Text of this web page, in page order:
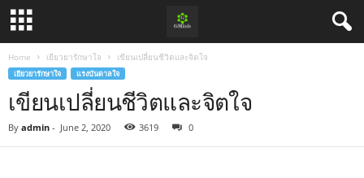
Home เยียวยารักษาใจ เขียนเปลี่ยนชีวิตและจิตใจ
เยียวยารักษาใจ แรงบันดาลใจ
เขียนเปลี่ยนชีวิตและจิตใจ
By admin - June 2, 2020 3619 0